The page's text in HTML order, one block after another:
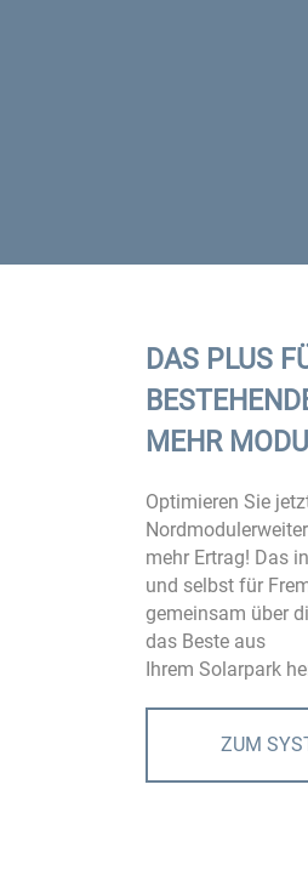
DAS PLUS
MEHR
Optimieren Sie
mehr Ertrag! Das
und selbst für
gemeinsam über
das Beste aus
Ihrem Solarpark
ZUM